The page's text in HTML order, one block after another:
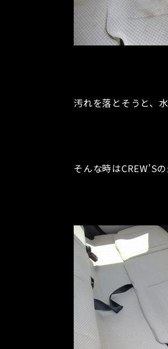
汚れを落とそうと、
そんな時はCREW’S